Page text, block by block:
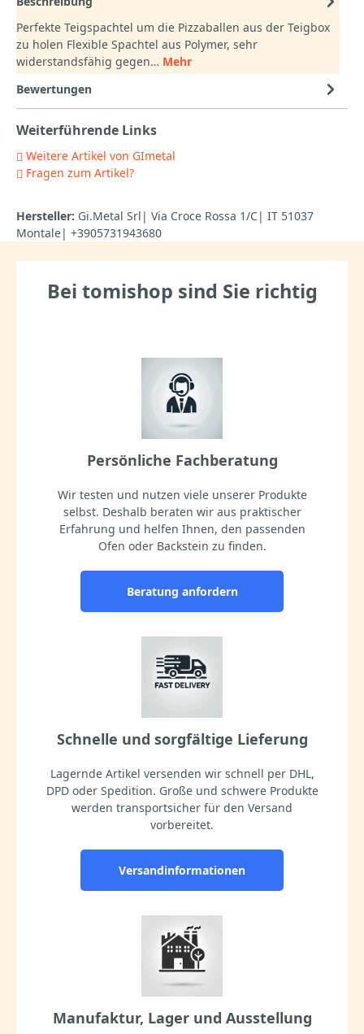
Perfekte Teigspachtel um die Pizzaballen aus der Teigbox
zu holen Flexible Spachtel aus Polymer, sehr
widerstandsfähig gegen… Mehr
Bewertungen
Weiterführende Links
Weitere Artikel von GImetal
Fragen zum Artikel?
Hersteller: Gi.Metal Srl| Via Croce Rossa 1/C| IT 51037
Montale| +3905731943680
Bei tomishop sind Sie richtig
Persönliche Fachberatung
Wir testen und nutzen viele unserer Produkte
selbst. Deshalb beraten wir aus praktischer
Erfahrung und helfen Ihnen, den passenden
Ofen oder Backstein zu finden.
Beratung anfordern
Schnelle und sorgfältige Lieferung
Lagernde Artikel versenden wir schnell per DHL,
DPD oder Spedition. Große und schwere Produkte
werden transportsicher für den Versand
vorbereitet.
Versandinformationen
Manufaktur, Lager und Ausstellung